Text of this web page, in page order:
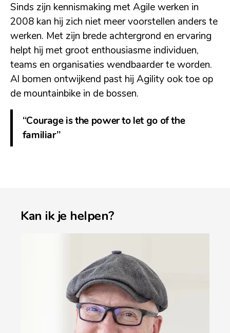
Sinds zijn kennismaking met Agile werken in
2008 kan hij zich niet meer voorstellen anders te
werken. Met zijn brede achtergrond en ervaring
helpt hij met groot enthousiasme individuen,
teams en organisaties wendbaarder te worden.
Al bomen ontwijkend past hij Agility ook toe op
de mountainbike in de bossen.
“Courage is the power to let go of the
familiar”
Kan ik je helpen?